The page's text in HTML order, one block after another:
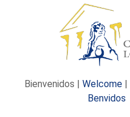
Bienvenidos | Welcome |
Benvidos